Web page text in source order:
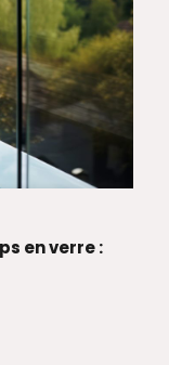
en verre :